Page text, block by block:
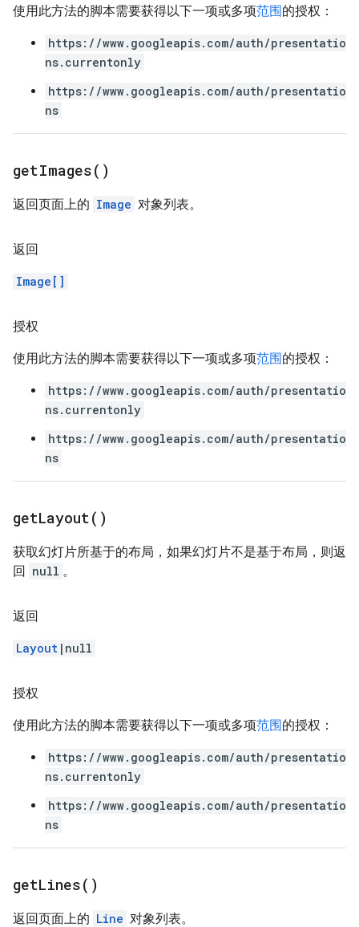
使用此方法的脚本需要获得以下一项或多项范围的授权：
https://www.googleapis.com/auth/presentatio
ns.currentonly
https://www.googleapis.com/auth/presentatio
ns
getImages( )
返回页面上的 Image 对象列表。
返回
Image[]
授权
使用此方法的脚本需要获得以下一项或多项范围的授权：
https://www.googleapis.com/auth/presentatio
ns.currentonly
https://www.googleapis.com/auth/presentatio
ns
getLayout( )
获取幻灯片所基于的布局，如果幻灯片不是基于布局，则返
回 null 。
返回
Layout |null
授权
使用此方法的脚本需要获得以下一项或多项范围的授权：
https://www.googleapis.com/auth/presentatio
ns.currentonly
https://www.googleapis.com/auth/presentatio
ns
getLines( )
返回页面上的 Line 对象列表。